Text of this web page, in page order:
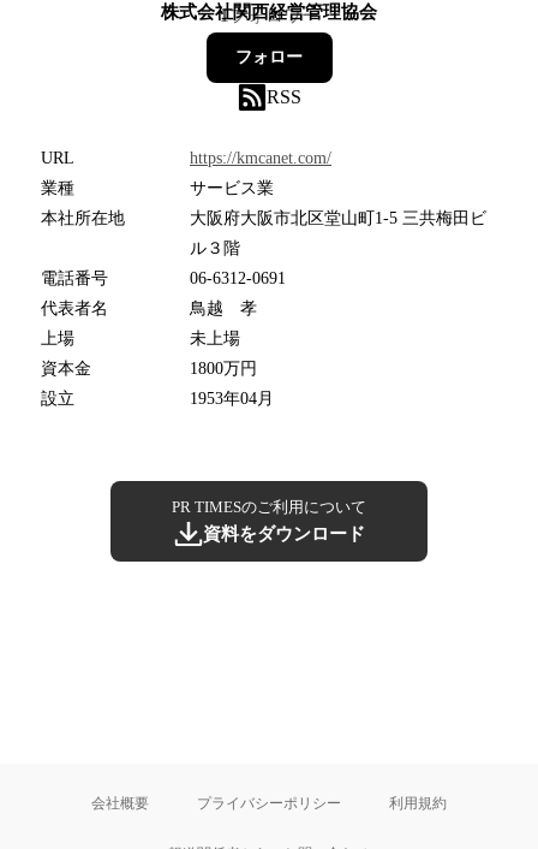
株式会社関西経営管理協会
1フォロワー
フォロー
RSS
URL
https://kmcanet.com/
業種
サービス業
本社所在地
大阪府大阪市北区堂山町1-5 三共梅田ビ
ル３階
電話番号
06-6312-0691
代表者名
鳥越 孝
上場
未上場
資本金
1800万円
設立
1953年04月
PR TIMESのご利用について
資料をダウンロード
会社概要 プライバシーポリシー 利用規約